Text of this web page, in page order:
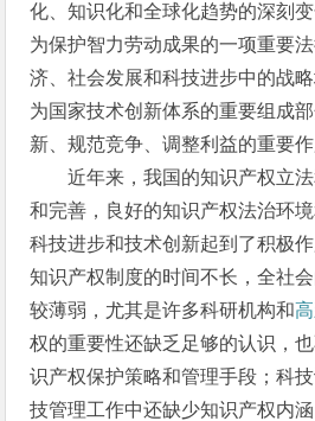
化、知识化和全球化趋势的深刻
为保护智力劳动成果的一项重要
济、社会发展和科技进步中的战
为国家技术创新体系的重要组成
新、规范竞争、调整利益的重要作
近年来，我国的知识产权立法
和完善，良好的知识产权法治环
科技进步和技术创新起到了积极
知识产权制度的时间不长，全社
较薄弱，尤其是许多科研机构和
权的重要性还缺乏足够的认识，
识产权保护策略和管理手段；科
技管理工作中还缺少知识产权内